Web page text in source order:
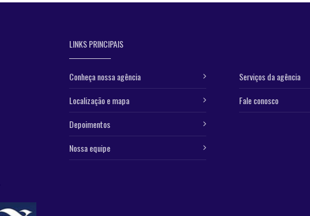
LINKS PRINCIPAIS
Conheça nossa agência
Localização e mapa
Depoimentos
Nossa equipe
Serviços da agência
Fale conosco